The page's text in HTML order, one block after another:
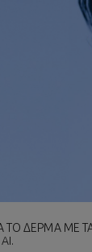
ΤΟ ΔΕΡΜΑ ΜΕ